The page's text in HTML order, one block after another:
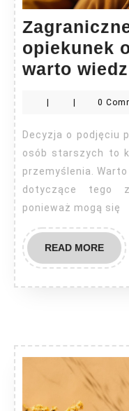
opiekunek
warto
0
Decyzja o podjęciu pracy za granicą jako opiekunka
osób starszych to
przemyślenia.
dotyczące tego
ponieważ mogą się
READ MOREREAD
MORE